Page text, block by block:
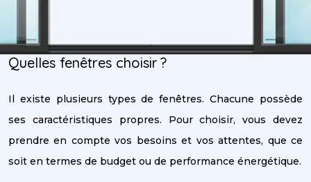
Quelles fenêtres choisir ?
Il existe plusieurs types de fenêtres. Chacune possède
ses caractéristiques propres. Pour choisir, vous devez
prendre en compte vos besoins et vos attentes, que ce
soit en termes de budget ou de performance énergétique.